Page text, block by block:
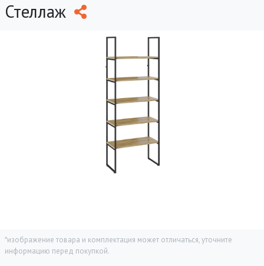
Стеллаж
*изображение товара и комплектация может отличаться, уточните
информацию перед покупкой.